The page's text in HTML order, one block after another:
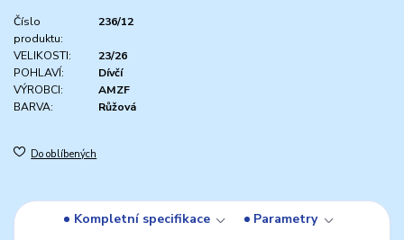
Číslo
produktu:
236/12
VELIKOSTI:
23/26
POHLAVÍ:
Dívčí
VÝROBCI:
AMZF
BARVA:
Růžová
Do oblíbených
Kompletní specifikace
Parametry